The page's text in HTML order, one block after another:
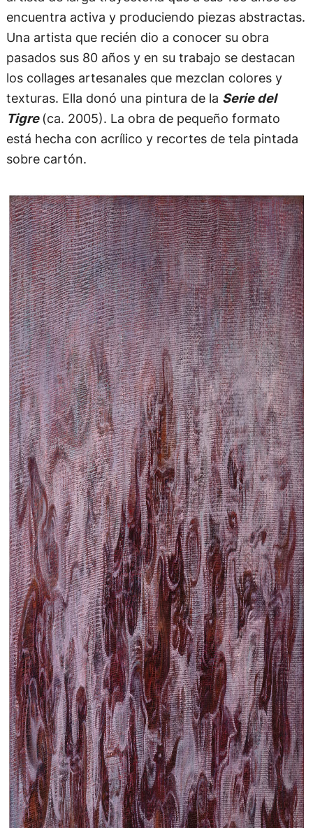
encuentra activa y produciendo piezas abstractas.
Una artista que recién dio a conocer su obra
pasados sus 80 años y en su trabajo se destacan
los collages artesanales que mezclan colores y
texturas. Ella donó una pintura de la Serie del
Tigre (ca. 2005). La obra de pequeño formato
está hecha con acrílico y recortes de tela pintada
sobre cartón.